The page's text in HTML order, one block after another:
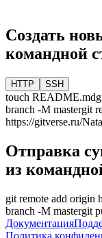
Создать
командной
HTTP SSH
touch README.md
branch -M mastergit
https://gitverse.ru/
Отправка
из
git remote add origin
branch -M mastergit
Документация
Политика